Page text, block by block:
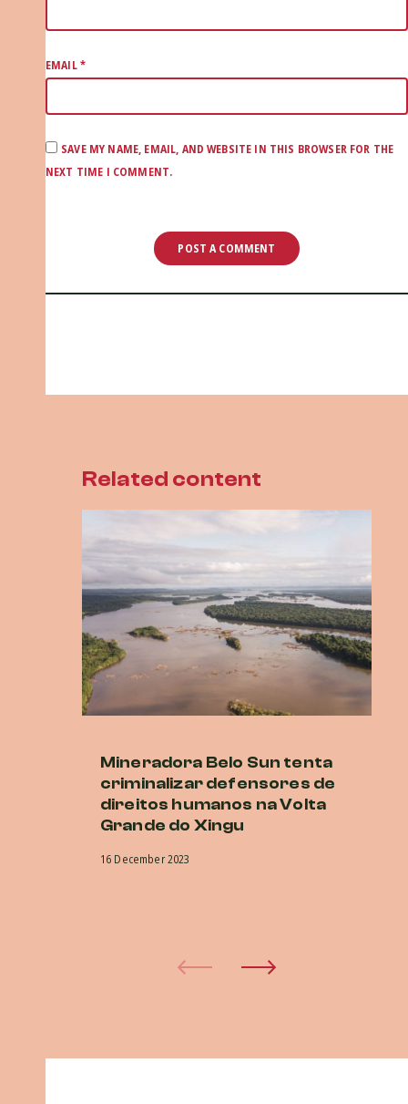
EMAIL*
SAVE MY NAME, EMAIL, AND WEBSITE IN THIS BROWSER FOR THE
NEXT TIME I COMMENT.
Related content
Mineradora Belo Sun tenta
criminalizar defensores de
direitos humanos na Volta
Grande do Xingu
16 December 2023